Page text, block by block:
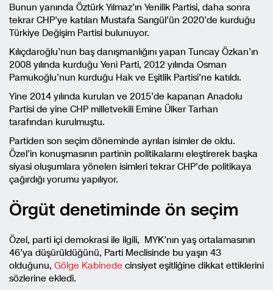
Bunun yanında Öztürk Yılmaz’ın Yenilik Partisi, daha sonra
tekrar CHP’ye katılan Mustafa Sarıgül’ün 2020’de kurduğu
Türkiye Değişim Partisi bulunuyor.
Kılıçdaroğlu’nun baş danışmanlığını yapan Tuncay Özkan’ın
2008 yılında kurduğu Yeni Parti, 2012 yılında Osman
Pamukoğlu’nun kurduğu Hak ve Eşitlik Partisi’ne katıldı.
Yine 2014 yılında kurulan ve 2015’de kapanan Anadolu
Partisi de yine CHP milletvekili Emine Ülker Tarhan
tarafından kurulmuştu.
Partiden son seçim döneminde ayrılan isimler de oldu.
Özel’in konuşmasının partinin politikalarını eleştirerek başka
siyasi oluşumlara yönelen isimleri tekrar CHP’de politikaya
çağırdığı yorumu yapılıyor.
Örgüt denetiminde ön seçim
Özel, parti içi demokrasi ile ilgili, MYK’nın yaş ortalamasının
46’ya düşürüldüğünü, Parti Meclisinde bu yaşın 43
olduğunu, Gölge Kabinede cinsiyet eşitliğine dikkat ettiklerini
sözlerine ekledi.